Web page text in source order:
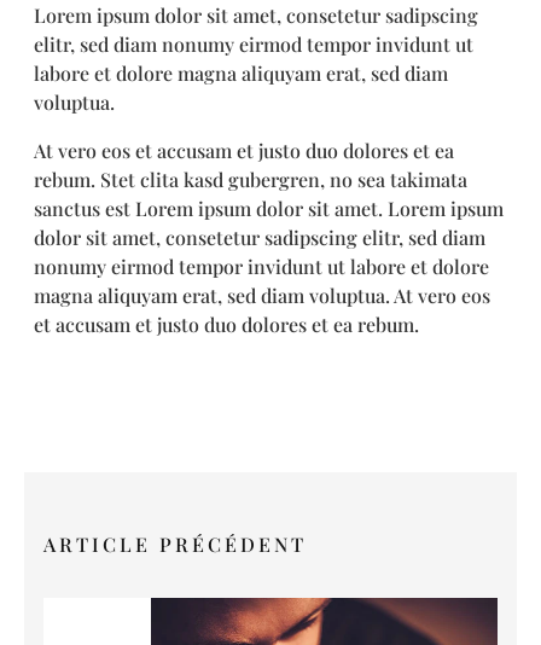
Lorem ipsum dolor sit amet, consetetur sadipscing
elitr, sed diam nonumy eirmod tempor invidunt ut
labore et dolore magna aliquyam erat, sed diam
voluptua.
At vero eos et accusam et justo duo dolores et ea
rebum. Stet clita kasd gubergren, no sea takimata
sanctus est Lorem ipsum dolor sit amet. Lorem ipsum
dolor sit amet, consetetur sadipscing elitr, sed diam
nonumy eirmod tempor invidunt ut labore et dolore
magna aliquyam erat, sed diam voluptua. At vero eos
et accusam et justo duo dolores et ea rebum.
ARTICLE PRÉCÉDENT